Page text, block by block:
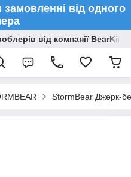
від одного
від компанії BearKing
StormBear Джерк-